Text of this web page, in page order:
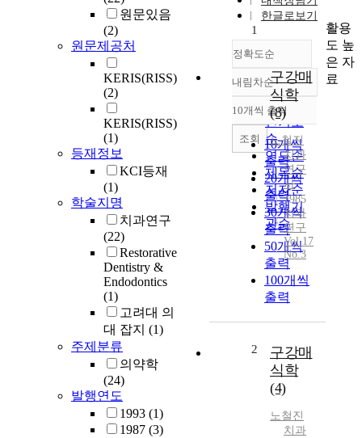
원문있음
(2)
원문제공처
KERIS(RISS)
(2)
KERIS(RISS)
(1)
등재정보
KCI등재
(1)
학술지명
치과연구
(22)
Restorative
Dentistry &
Endodontics
(1)
고려대 의
대 잡지 (1)
주제분류
의약학
(24)
발행연도
1993 (1)
1987 (3)
한글로보기
정확도순
정확도
순
인기도
순
연도순
제목순
저자순
발행기
관순
내림차순
내림차순
10개씩 출력
10개씩
출력
20개씩
출력
30개씩
출력
50개씩
출력
100개씩
출력
조회
1
구강매
식학
(8)
노철진
치과
연구
사
1985
치과
연구
Vol.17
No.3
2
구강매
식학
(4)
노철진
치과
활용
도 높
은 자
료